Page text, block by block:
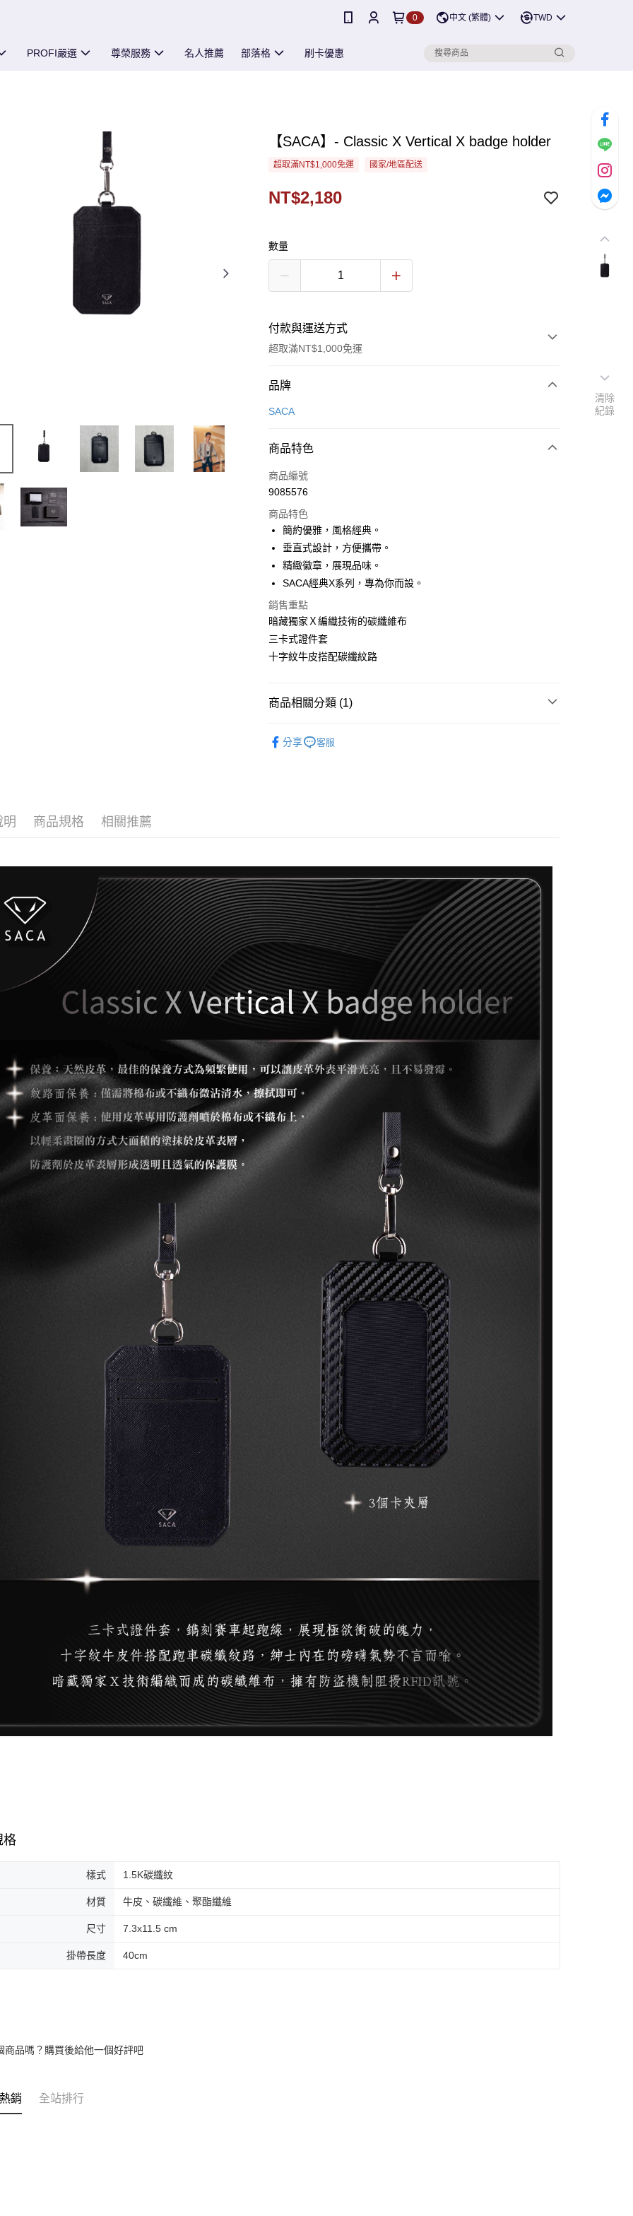
0 中文 (繁體) TWD
PROFI嚴選 尊榮服務 名人推薦 部落格 刷卡優惠
【SACA】- Classic X Vertical X badge holder
超取滿NT$1,000免運 國家/地區配送
NT$2,180
數量
付款與運送方式
超取滿NT$1,000免運
付款方式
信用卡一次付款
合作金庫商業銀行
華南商業銀行
上海商業儲蓄銀行
國泰世華商業銀行
臺灣中小企業銀行
聯邦商業銀行
元大商業銀行
玉山商業銀行
台新國際商業銀行
超商取貨付款
LINE Pay
Apple Pay
街口支付
Google Pay
ATM付款
每筆NT$60，滿NT$1,000(含以上)免運費
品牌
SACA
商品特色
商品編號
9085576
商品特色
簡約優雅，風格經典。
垂直式設計，方便攜帶。
精緻徽章，展現品味。
SACA經典X系列，專為你而設。
銷售重點
暗藏獨家Ｘ編織技術的碳纖維布
三卡式證件套
十字紋牛皮搭配碳纖紋路
商品相關分類 (1)
分享
客服
明 商品規格 相關推薦
格
樣式 1.5K碳纖紋
材質 牛皮、碳纖維、聚酯纖維
尺寸 7.3x11.5 cm
掛帶長度 40cm
商品嗎？購買後給他一個好評吧
銷 全站排行
清除
紀錄